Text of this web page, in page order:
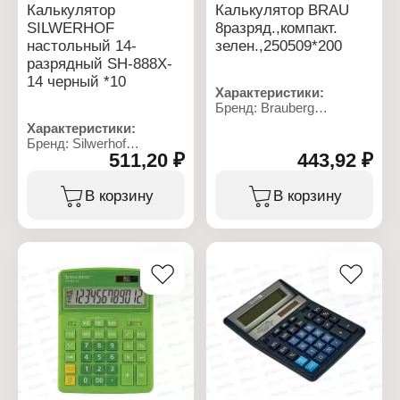
Калькулятор
SILWERHOF
настольный 14-
разрядный SH-888X-
14 черный *10
Характеристики:
Бренд: Silwerhof
Артикул: SH-888X-14
Тип товара: Калькулятор
Тип калькулятора:
настольный
Цвет: черный
Питание: солнечная
батарея
511,20 ₽
В корзину
Калькулятор BRAU
8разряд.,компакт.
зелен.,250509*200
Характеристики:
Бренд: Brauberg
Тип товара: Калькулятор
Тип калькулятора:
настольный
Разрядность: 8 разрядов
Вариация: компактный
Цвет: зеленый
LR54 (LR1130/AG10),
солнечный элемент
443,92 ₽
В корзину